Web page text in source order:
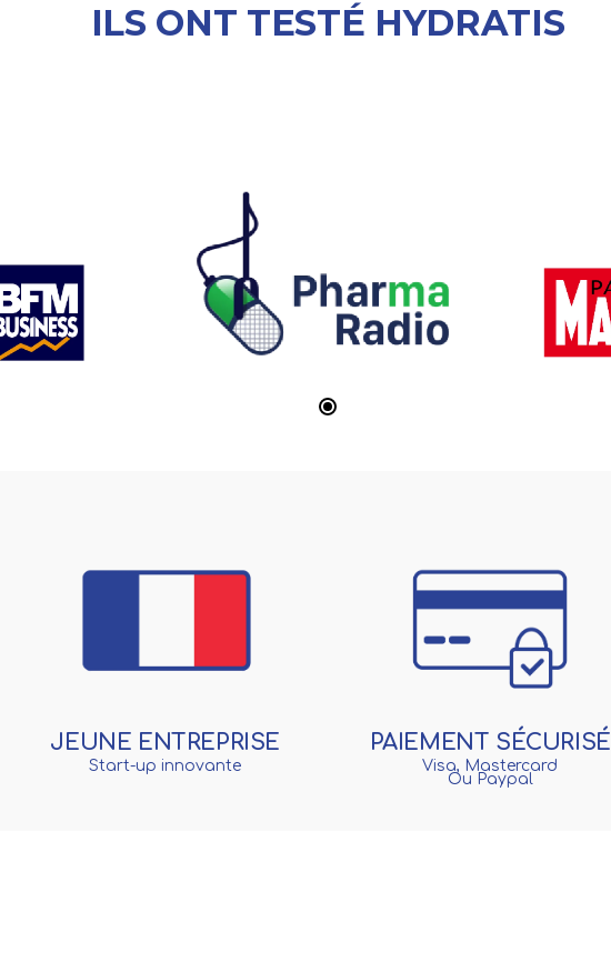
ILS ONT TESTÉ HYDRATIS
JEUNE ENTREPRISE
Start-up innovante
PAIEMENT SÉCURISÉ
Visa, Mastercard
Ou Paypal